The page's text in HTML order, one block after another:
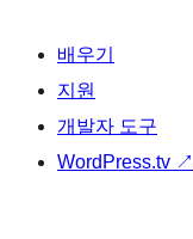
배우기
지원
개발자 도구
WordPress.tv ↗